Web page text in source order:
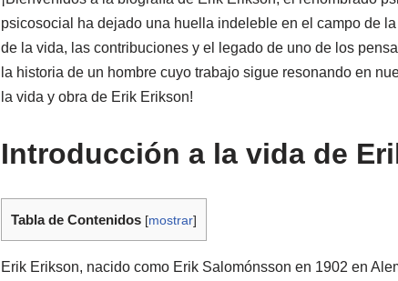
psicosocial ha dejado una huella indeleble en el campo de
de la vida, las contribuciones y el legado de uno de los
la historia de un hombre cuyo trabajo sigue resonando en
la vida y obra de Erik Erikson!
Introducción a la vida de
Tabla de Contenidos [mostrar]
Erik Erikson, nacido como Erik Salomónsson en 1902 en